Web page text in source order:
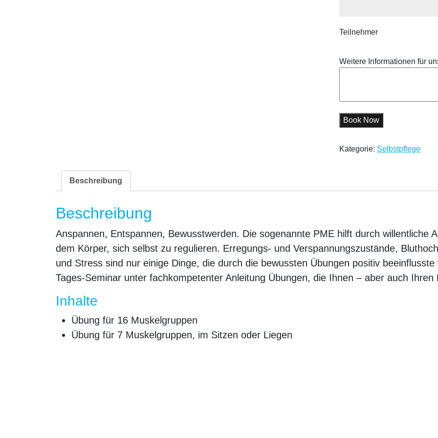
Teilnehmer
Weitere Informationen für
Book Now
Kategorie: Selbstpflege
Beschreibung
Beschreibung
Anspannen, Entspannen, Bewusstwerden. Die sogenannte PME hilft durch willentliche
dem Körper, sich selbst zu regulieren. Erregungs- und Verspannungszustände,
und Stress sind nur einige Dinge, die durch die bewussten Übungen positiv
Tages-Seminar unter fachkompetenter Anleitung Übungen, die Ihnen – aber auch Ihren
Inhalte
Übung für 16 Muskelgruppen
Übung für 7 Muskelgruppen, im Sitzen oder Liegen